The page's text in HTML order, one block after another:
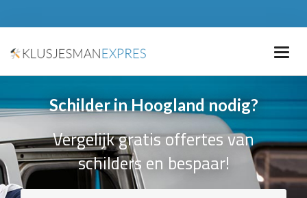
Schilder in Hoogland nodig?
Vergelijk gratis offertes van
schilders en bespaar!